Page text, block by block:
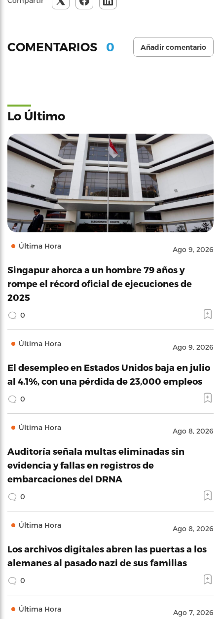
COMENTARIOS 0 Añadir comentario
Lo Último
Última Hora Ago 9, 2026
Singapur ahorca a un hombre 79 años y
rompe el récord oficial de ejecuciones de
2025
0
Última Hora Ago 9, 2026
El desempleo en Estados Unidos baja en julio
al 4.1%, con una pérdida de 23,000 empleos
0
Última Hora Ago 8, 2026
Auditoría señala multas eliminadas sin
evidencia y fallas en registros de
embarcaciones del DRNA
0
Última Hora Ago 8, 2026
Los archivos digitales abren las puertas a los
alemanes al pasado nazi de sus familias
0
Última Hora Ago 7, 2026